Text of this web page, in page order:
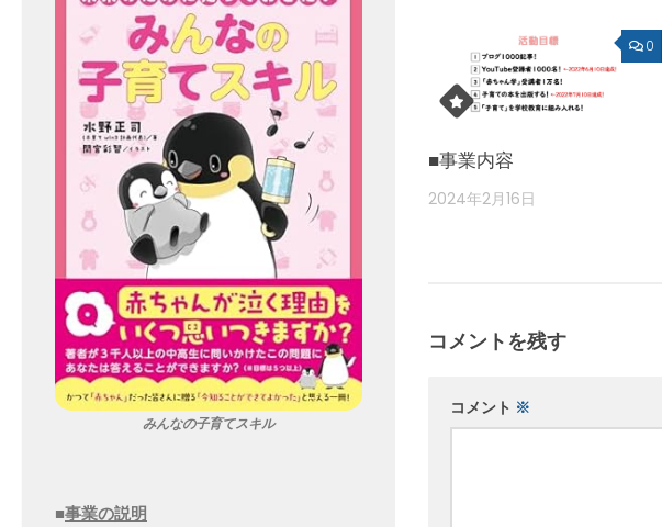
0
■事業内容
2024年2月16日
コメントを残す
コメント ※
みんなの子育てスキル
■事業の説明